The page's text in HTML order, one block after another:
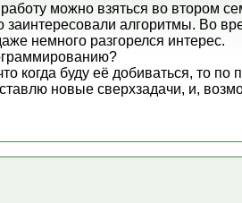
можно взяться во втором
заинтересовали алгоритмы. Во
немного разгорелся интерес.
когда буду её добиваться, то
новые сверхзадачи, и,